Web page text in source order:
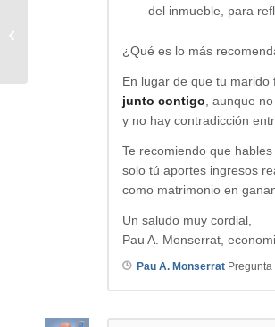
del inmueble, para
¿Qué es lo más
En lugar de que tu
junto contigo , aunque
y no hay contradicción
Te recomiendo que
solo tú aportes ingresos
como matrimonio en
Un saludo muy cordial,
Pau A. Monserrat,
Pau A. Monserrat